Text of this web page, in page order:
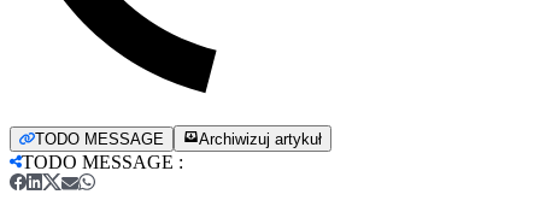
TODO MESSAGE Archiwizuj artykuł
TODO MESSAGE :